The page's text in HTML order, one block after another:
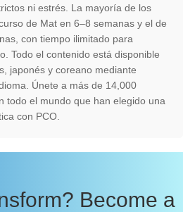
ni estrés. La mayoría de los
de Mat en 6–8 semanas y el de
con tiempo ilimitado para
Todo el contenido está disponible
japonés y coreano mediante
Únete a más de 14,000
todo el mundo que han elegido una
con PCO.
Become a